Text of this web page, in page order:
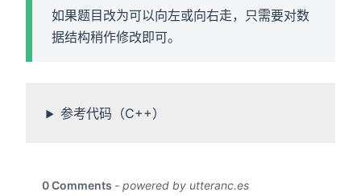
如果题目改为可以向左或向右走，只需要对数
据结构稍作修改即可。
参考代码（C++）